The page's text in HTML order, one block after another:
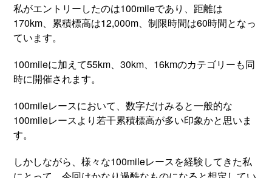
私がエントリーしたのは100mileであり、距離は
170km、累積標高は12,000m、制限時間は60時間となっ
ています。
100mileに加えて55km、30km、16kmのカテゴリーも同
時に開催されます。
100mileレースにおいて、数字だけみると一般的な
100mileレースより若干累積標高が多い印象かと思いま
す。
しかしながら、様々な100mileレースを経験してきた私